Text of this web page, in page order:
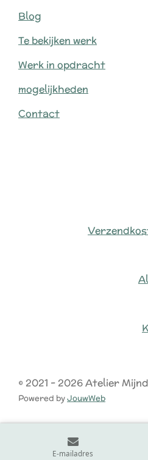
Blog
Te bekijken werk
Werk in opdracht
mogelijkheden
Contact
© 2021 - 2026 Atelier
Powered byJouwWeb
E-mailadres